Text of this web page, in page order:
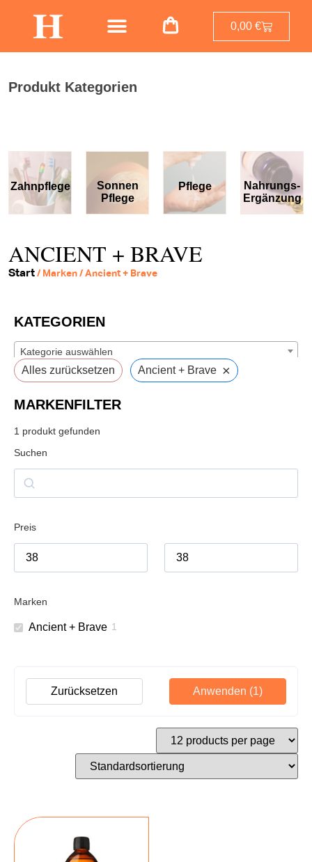
0,00€
Produkt Kategorien
Zahnpflege
Sonnen
Pflege
Pflege
Nahrungs-
Ergänzung
ANCIENT + BRAVE
Start/ Marken / Ancient + Brave
KATEGORIEN
Kategorie auswählen
Alles zurücksetzen Ancient + Brave ×
MARKENFILTER
1 produkt gefunden
Suchen
Preis
Marken
Ancient + Brave 1
Anwenden (1)
Zurücksetzen